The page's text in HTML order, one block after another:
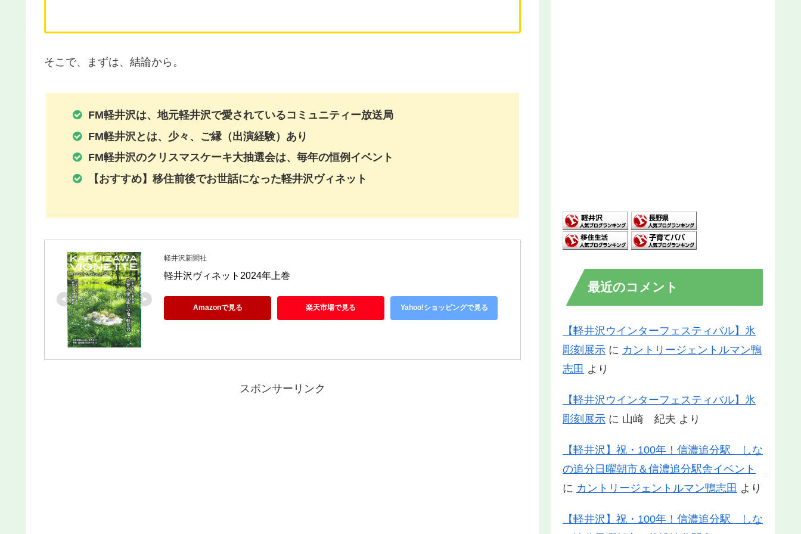
そこで、まずは、結論から。
FM軽井沢は、地元軽井沢で愛されているコミュニティー放送局
FM軽井沢とは、少々、ご縁（出演経験）あり
FM軽井沢のクリスマスケーキ大抽選会は、毎年の恒例イベント
【おすすめ】移住前後でお世話になった軽井沢ヴィネット
軽井沢新聞社
軽井沢ヴィネット2024年上巻
Amazonで見る 楽天市場で見る Yahoo!ショッピングで見る
スポンサーリンク
最近のコメント
【軽井沢ウインターフェスティバル】氷
彫刻展示 に カントリージェントルマン鴨
志田 より
【軽井沢ウインターフェスティバル】氷
彫刻展示 に 山崎 紀夫 より
【軽井沢】祝・100年！信濃追分駅 しな
の追分日曜朝市＆信濃追分駅舎イベント
に カントリージェントルマン鴨志田 より
【軽井沢】祝・100年！信濃追分駅 しな